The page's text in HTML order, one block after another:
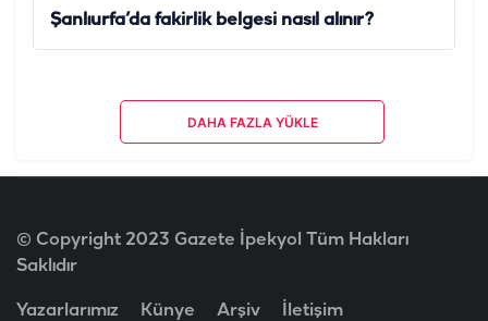
Şanlıurfa’da fakirlik belgesi nasıl alınır?
DAHA FAZLA YÜKLE
© Copyright 2023 Gazete İpekyol Tüm Hakları
Saklıdır
Yazarlarımız Künye Arşiv
İletişim